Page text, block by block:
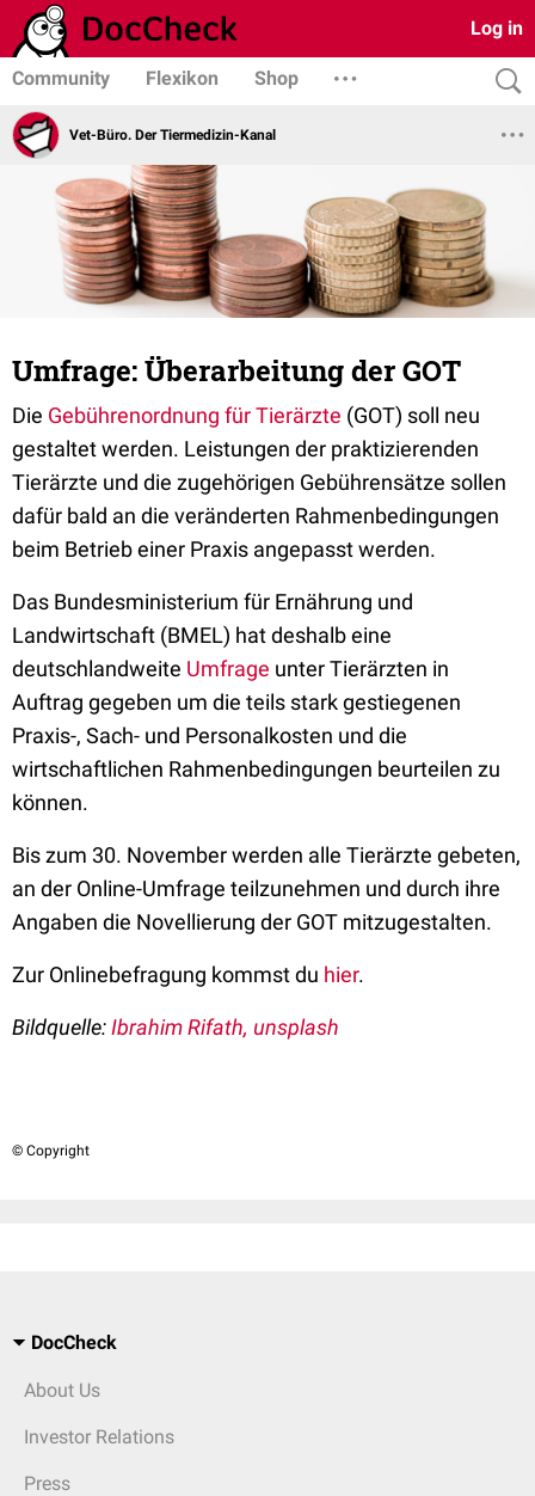
Log in
Community Flexikon Shop
Vet-Büro. Der Tiermedizin-Kanal
Umfrage: Überarbeitung der GOT
Die Gebührenordnung für Tierärzte (GOT) soll neu
gestaltet werden. Leistungen der praktizierenden
Tierärzte und die zugehörigen Gebührensätze sollen
dafür bald an die veränderten Rahmenbedingungen
beim Betrieb einer Praxis angepasst werden.
Das Bundesministerium für Ernährung und
Landwirtschaft (BMEL) hat deshalb eine
deutschlandweite Umfrage unter Tierärzten in
Auftrag gegeben um die teils stark gestiegenen
Praxis-, Sach- und Personalkosten und die
wirtschaftlichen Rahmenbedingungen beurteilen zu
können.
Bis zum 30. November werden alle Tierärzte gebeten,
an der Online-Umfrage teilzunehmen und durch ihre
Angaben die Novellierung der GOT mitzugestalten.
Zur Onlinebefragung kommst du hier.
Bildquelle:Ibrahim Rifath, unsplash
© Copyright
DocCheck
About Us
Investor Relations
Press